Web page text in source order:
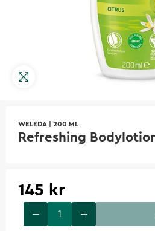
WELEDA 200 ML
Refreshing
145 kr